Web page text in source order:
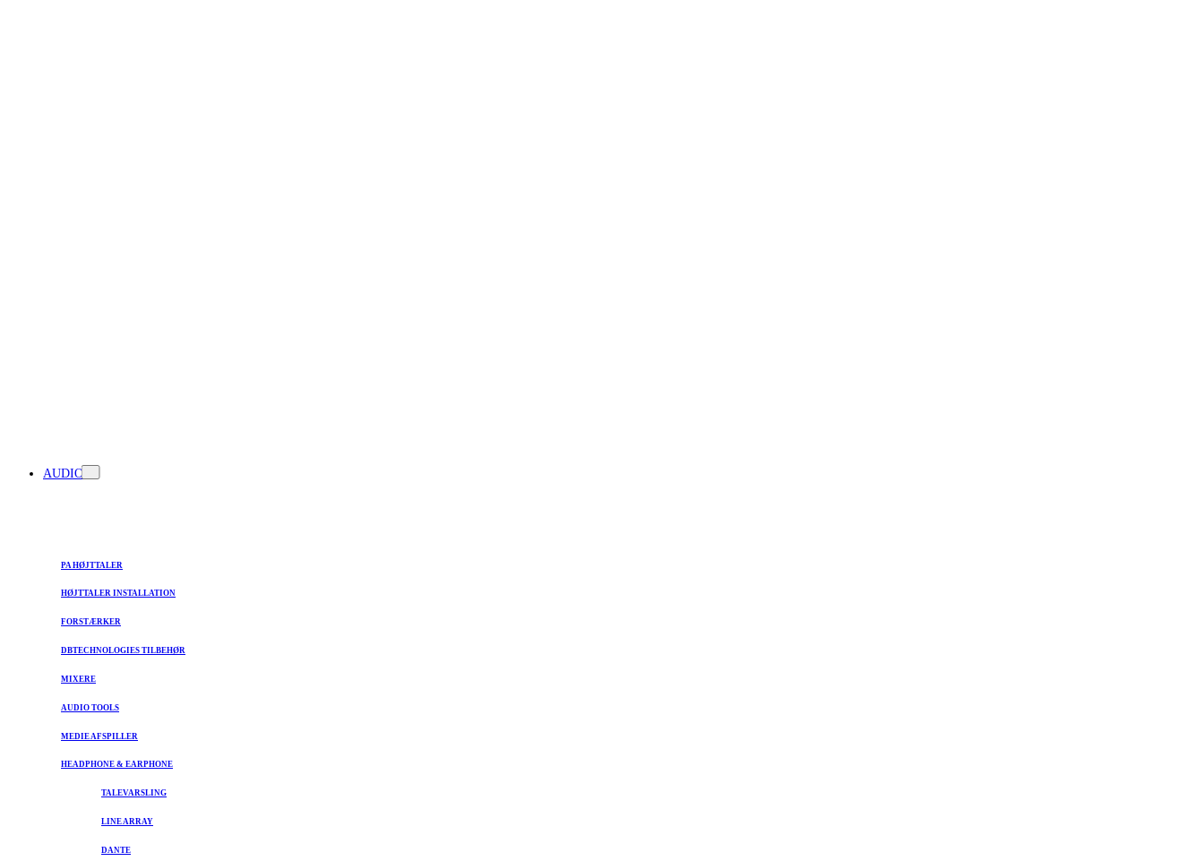
AUDIO
PA HØJTTALER
HØJTTALER INSTALLATION
FORSTÆRKER
DBTECHNOLOGIES TILBEHØR
MIXERE
AUDIO TOOLS
MEDIE AFSPILLER
HEADPHONE & EARPHONE
TALEVARSLING
LINE ARRAY
DANTE